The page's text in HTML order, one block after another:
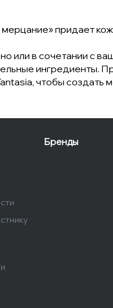
придает
или в сочетании с
ингредиенты.
чтобы создать
Бренды